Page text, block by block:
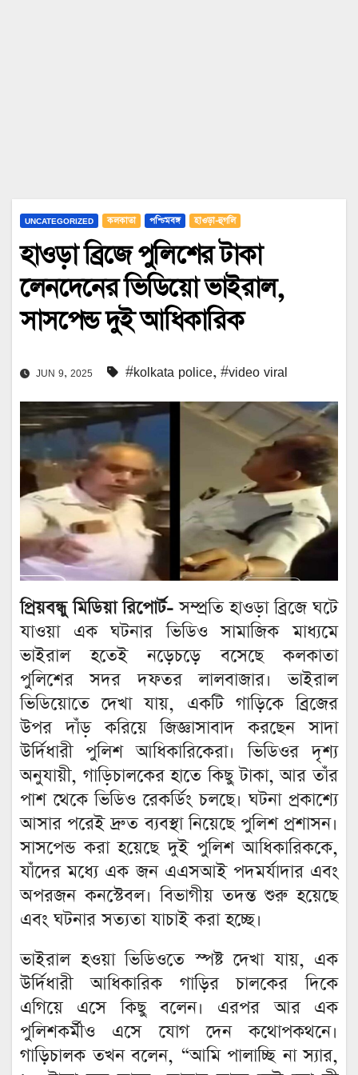
UNCATEGORIZED কলকাতা পশ্চিমবঙ্গ হাওড়া-হুগলি
হাওড়া ব্রিজে পুলিশের টাকা
লেনদেনের ভিডিয়ো ভাইরাল,
সাসপেন্ড দুই আধিকারিক
JUN 9, 2025 #kolkata police, #video viral
প্রিয়বন্ধু মিডিয়া রিপোর্ট-সম্প্রতি হাওড়া ব্রিজে ঘটে
যাওয়া এক ঘটনার ভিডিও সামাজিক মাধ্যমে
ভাইরাল হতেই নড়েচড়ে বসেছে কলকাতা
পুলিশের সদর দফতর লালবাজার। ভাইরাল
ভিডিয়োতে দেখা যায়, একটি গাড়িকে ব্রিজের
উপর দাঁড় করিয়ে জিজ্ঞাসাবাদ করছেন সাদা
উর্দিধারী পুলিশ আধিকারিকেরা। ভিডিওর দৃশ্য
অনুযায়ী, গাড়িচালকের হাতে কিছু টাকা, আর তাঁর
পাশ থেকে ভিডিও রেকর্ডিং চলছে। ঘটনা প্রকাশ্যে
আসার পরেই দ্রুত ব্যবস্থা নিয়েছে পুলিশ প্রশাসন।
সাসপেন্ড করা হয়েছে দুই পুলিশ আধিকারিককে,
যাঁদের মধ্যে এক জন এএসআই পদমর্যাদার এবং
অপরজন কনস্টেবল। বিভাগীয় তদন্ত শুরু হয়েছে
এবং ঘটনার সত্যতা যাচাই করা হচ্ছে।
ভাইরাল হওয়া ভিডিওতে স্পষ্ট দেখা যায়, এক
উর্দিধারী আধিকারিক গাড়ির চালকের দিকে
এগিয়ে এসে কিছু বলেন। এরপর আর এক
পুলিশকর্মীও এসে যোগ দেন কথোপকথনে।
গাড়িচালক তখন বলেন, “আমি পালাচ্ছি না স্যার,